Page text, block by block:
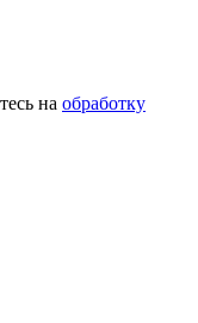
на обработку